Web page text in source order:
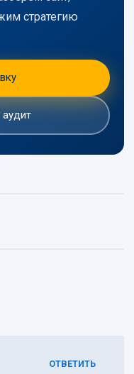
стратегию
аудит
ОТВЕТИТЬ